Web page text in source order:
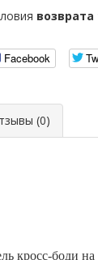
возврата
Facebook
(0)
кросс-боди